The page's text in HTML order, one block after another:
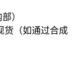
）
货（如通过合成